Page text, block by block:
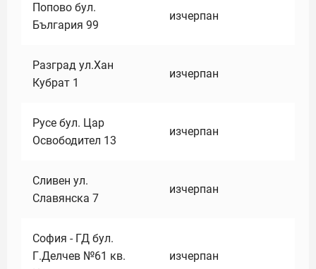
Попово бул.
България 99
изчерпан
Разград ул.Хан
Кубрат 1
изчерпан
Русе бул. Цар
Освободител 13
изчерпан
Сливен ул.
Славянска 7
изчерпан
София - ГД бул.
Г.Делчев №61 кв.
изчерпан